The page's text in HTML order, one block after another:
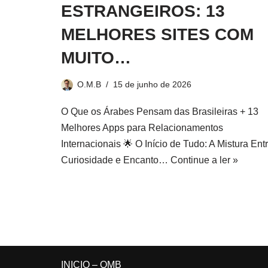
ESTRANGEIROS: 13
MELHORES SITES COM
MUITO…
O.M.B 15 de junho de 2026
O Que os Árabes Pensam das Brasileiras + 13
Melhores Apps para Relacionamentos
Internacionais 🌟 O Início de Tudo: A Mistura
Curiosidade e Encanto… Continue a ler »
INICIO – OMB